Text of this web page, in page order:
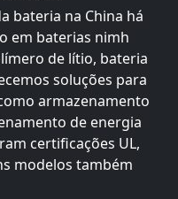
bateria na China há
em baterias nimh
de lítio, bateria
soluções para
armazenamento
de energia
certificações UL,
modelos também